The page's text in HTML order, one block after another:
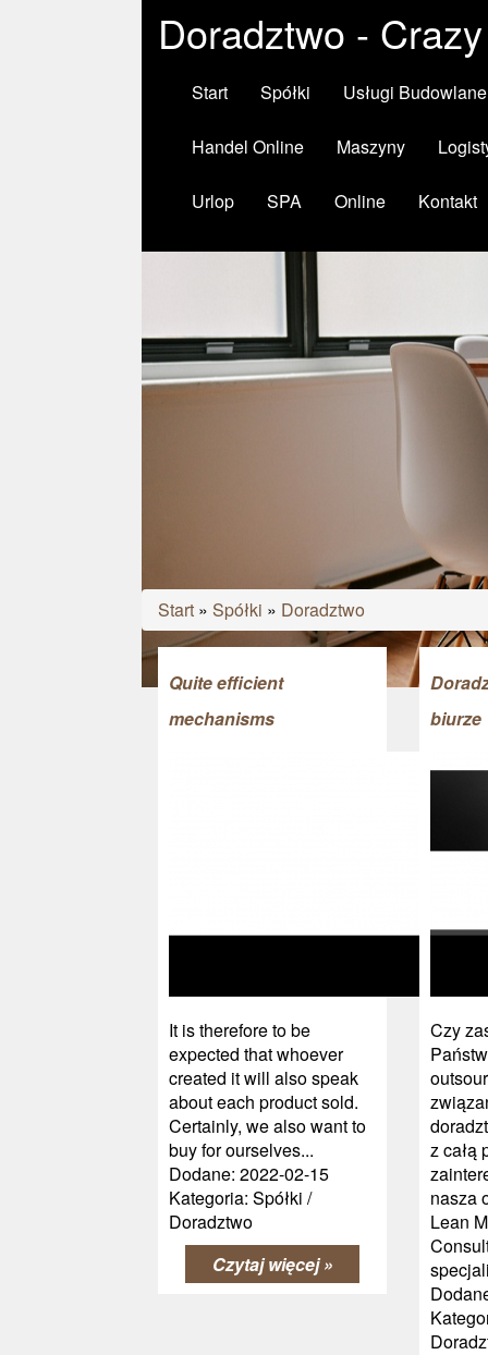
Doradztwo -
Start Spółki Usługi Budowlane
Handel Online Maszyny
Urlop SPA Online Kontakt
Start » Spółki » Doradztwo
Quite efficient
mechanisms
It is therefore to be
expected that whoever
created it will also speak
about each product sold.
Certainly, we also want to
buy for ourselves...
Dodane: 2022-02-15
Kategoria: Spółki /
Doradztwo
Czytaj więcej »
biurze
Czy
z całą
nasza
Lean